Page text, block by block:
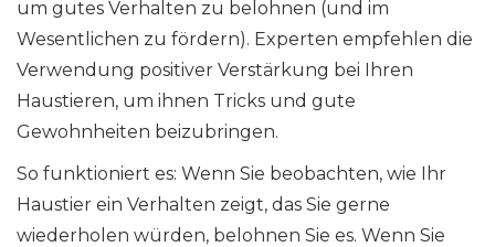
um gutes Verhalten zu belohnen (und im
Wesentlichen zu fördern). Experten empfehlen die
Verwendung positiver Verstärkung bei Ihren
Haustieren, um ihnen Tricks und gute
Gewohnheiten beizubringen.
So funktioniert es: Wenn Sie beobachten, wie Ihr
Haustier ein Verhalten zeigt, das Sie gerne
wiederholen würden, belohnen Sie es. Wenn Sie